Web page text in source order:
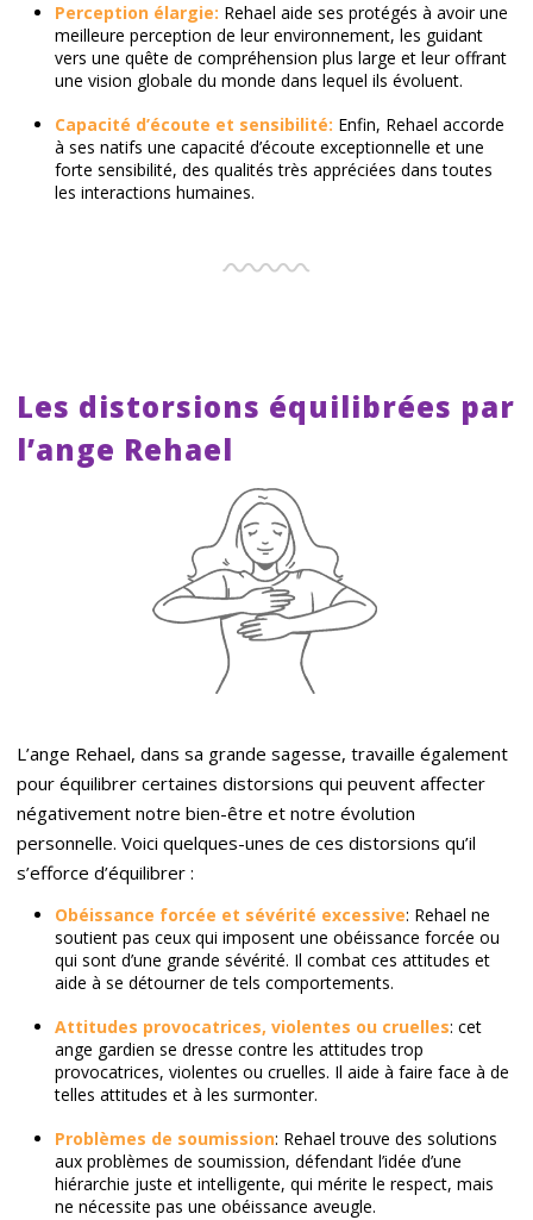
Perception élargie: Rehael aide ses protégés à avoir une
meilleure perception de leur environnement, les guidant
vers une quête de compréhension plus large et leur offrant
une vision globale du monde dans lequel ils évoluent.
Capacité d’écoute et sensibilité: Enfin, Rehael accorde
à ses natifs une capacité d’écoute exceptionnelle et une
forte sensibilité, des qualités très appréciées dans toutes
les interactions humaines.
Les distorsions équilibrées par
l’ange Rehael
L’ange Rehael, dans sa grande sagesse, travaille également
pour équilibrer certaines distorsions qui peuvent affecter
négativement notre bien-être et notre évolution
personnelle. Voici quelques-unes de ces distorsions qu’il
s’efforce d’équilibrer :
Obéissance forcée et sévérité excessive: Rehael ne
soutient pas ceux qui imposent une obéissance forcée ou
qui sont d’une grande sévérité. Il combat ces attitudes et
aide à se détourner de tels comportements.
Attitudes provocatrices, violentes ou cruelles: cet
ange gardien se dresse contre les attitudes trop
provocatrices, violentes ou cruelles. Il aide à faire face à de
telles attitudes et à les surmonter.
Problèmes de soumission: Rehael trouve des solutions
aux problèmes de soumission, défendant l’idée d’une
hiérarchie juste et intelligente, qui mérite le respect, mais
ne nécessite pas une obéissance aveugle.